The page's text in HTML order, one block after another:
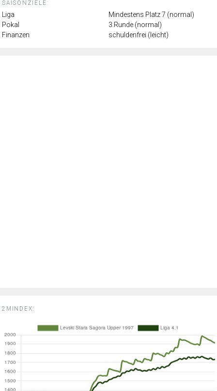
SAISONZIELE:
Liga
Mindestens Platz 7 (normal)
Pokal
3.Runde (normal)
Finanzen
schuldenfrei (leicht)
2MINDEX: